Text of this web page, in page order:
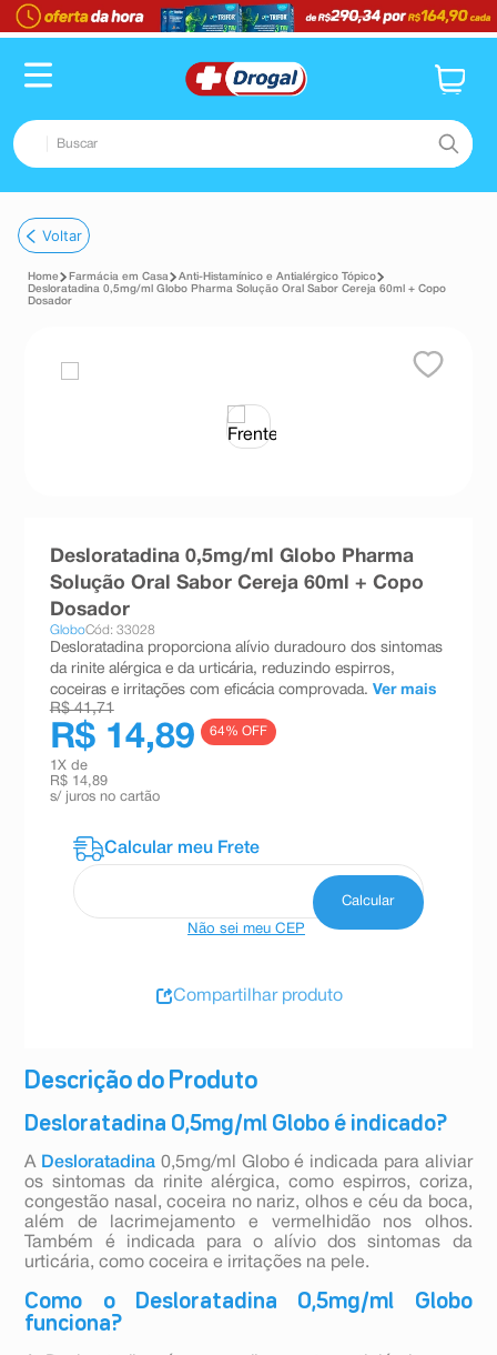
Buscar
1º fralda
2º pampers confort sec max
lenço umedecido
teste gravidez
ºesmalte
Voltar
Farmácia em Casa
Anti-Histamínico e Antialérgico Tópico
Desloratadina 0,5mg/ml Globo Pharma Solução Oral Sabor Cereja 60ml + Copo
Dosador
Descrição do Produto
Desloratadina 0,5mg/ml Globo é indicado?
A Desloratadina 0,5mg/ml Globo é indicada para aliviar
os sintomas da rinite alérgica, como espirros, coriza,
congestão nasal, coceira no nariz, olhos e céu da boca,
além de lacrimejamento e vermelhidão nos olhos.
Também é indicada para o alívio dos sintomas da
urticária, como coceira e irritações na pele.
Como o Desloratadina 0,5mg/ml Globo
funciona?
Desloratadina 0,5mg/ml Globo Pharma
Solução Oral Sabor Cereja 60ml + Copo
Dosador
GloboCód: 33028
Desloratadina proporciona alívio duradouro dos sintomas
da rinite alérgica e da urticária, reduzindo espirros,
coceiras e irritações com eficácia comprovada. Ver mais
R$ 41,71
R$ 14,89 64% OFF
1 X de
R$ 14,89
s/ juros no cartão
Não sei meu CEP
Compartilhar produto